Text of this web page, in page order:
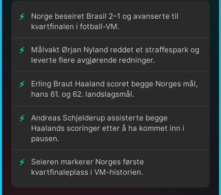
Norge beseiret Brasil 2–1 og avanserte til
kvartfinalen i fotball-VM.
Målvakt Ørjan Nyland reddet et straffespark og
leverte flere avgjørende redninger.
Erling Braut Haaland scoret begge Norges mål,
hans 61. og 62. landslagsmål.
Andreas Schjelderup assisterte begge
Haalands scoringer etter å ha kommet inn i
pausen.
Seieren markerer Norges første
kvartfinaleplass i VM-historien.